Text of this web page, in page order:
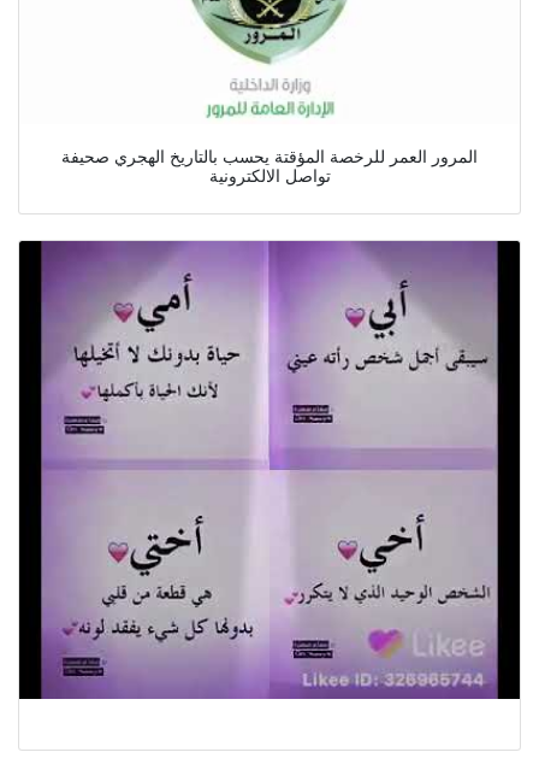
المرور العمر للرخصة المؤقتة يحسب بالتاريخ الهجري صحيفة
تواصل الالكترونية